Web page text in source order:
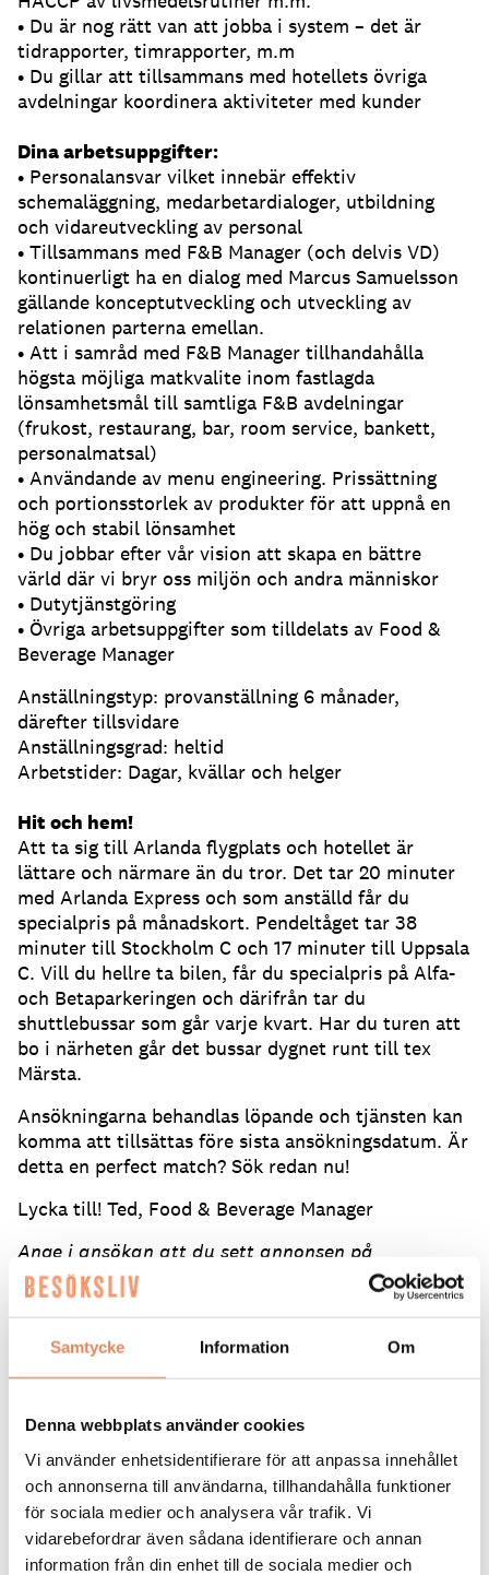
Samtycke Information Om
Denna webbplats använder cookies
Vi använder enhetsidentifierare för att anpassa innehållet
och annonserna till användarna, tillhandahålla funktioner
för sociala medier och analysera vår trafik. Vi
vidarebefordrar även sådana identifierare och annan
information från din enhet till de sociala medier och
• Du är nog rätt van att jobba i system – det är
tidrapporter, timrapporter, m.m
• Du gillar att tillsammans med hotellets övriga
avdelningar koordinera aktiviteter med kunder
Dina arbetsuppgifter:
• Personalansvar vilket innebär effektiv
schemaläggning, medarbetardialoger, utbildning
och vidareutveckling av personal
• Tillsammans med F&B Manager (och delvis VD)
kontinuerligt ha en dialog med Marcus Samuelsson
gällande konceptutveckling och utveckling av
relationen parterna emellan.
• Att i samråd med F&B Manager tillhandahålla
högsta möjliga matkvalite inom fastlagda
lönsamhetsmål till samtliga F&B avdelningar
(frukost, restaurang, bar, room service, bankett,
personalmatsal)
• Användande av menu engineering. Prissättning
och portionsstorlek av produkter för att uppnå en
hög och stabil lönsamhet
• Du jobbar efter vår vision att skapa en bättre
värld där vi bryr oss miljön och andra människor
• Dutytjänstgöring
• Övriga arbetsuppgifter som tilldelats av Food &
Beverage Manager
Anställningstyp: provanställning 6 månader,
därefter tillsvidare
Anställningsgrad: heltid
Arbetstider: Dagar, kvällar och helger
Hit och hem!
Att ta sig till Arlanda flygplats och hotellet är
lättare och närmare än du tror. Det tar 20 minuter
med Arlanda Express och som anställd får du
specialpris på månadskort. Pendeltåget tar 38
minuter till Stockholm C och 17 minuter till Uppsala
C. Vill du hellre ta bilen, får du specialpris på Alfa-
och Betaparkeringen och därifrån tar du
shuttlebussar som går varje kvart. Har du turen att
bo i närheten går det bussar dygnet runt till tex
Märsta.
Ansökningarna behandlas löpande och tjänsten kan
komma att tillsättas före sista ansökningsdatum. Är
detta en perfect match? Sök redan nu!
Lycka till! Ted, Food & Beverage Manager
Ange i ansökan att du sett annonsen på
besoksliv.se. Se även alla våra lediga jobb på
Besöksliv Jobb på Facebook
FLER LEDIGA JOBB